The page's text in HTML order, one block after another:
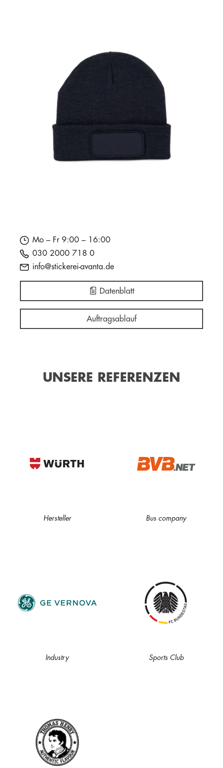
Mo – Fr 9:00 – 16:00
030 2000 718 0
info@stickerei-avanta.de
Datenblatt
Auftragsablauf
UNSERE REFERENZEN
Hersteller Bus company
Industry Sports Club